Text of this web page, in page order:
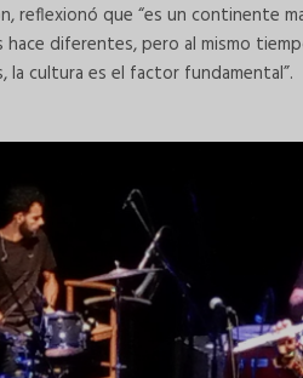
reflexionó que “es un continente
hace diferentes, pero al mismo
la cultura es el factor fundamental”.